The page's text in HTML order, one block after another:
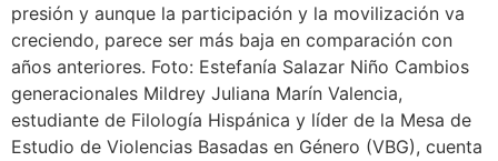
presión y aunque la participación y la movilización va
creciendo, parece ser más baja en comparación con
años anteriores. Foto: Estefanía Salazar Niño Cambios
generacionales Mildrey Juliana Marín Valencia,
estudiante de Filología Hispánica y líder de la Mesa de
Estudio de Violencias Basadas en Género (VBG), cuenta